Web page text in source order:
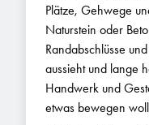
Plätze, Gehwege
Naturstein oder
Randabschlüsse
aussieht und lange
Handwerk und
etwas bewegen